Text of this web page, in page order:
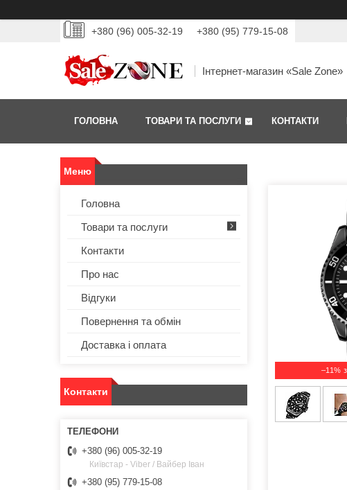
+380 (96) 005-32-19 +380 (95) 779-15-08
Інтернет-магазин «Sale Zone»
ГОЛОВНА ТОВАРИ ТА ПОСЛУГИ КОНТАКТИ
–11%
Головна
Товари та послуги
Контакти
Про нас
Відгуки
Повернення та обмін
Доставка і оплата
Контакти
+380 (96) 005-32-19
Київстар - Viber / Вайбер Іван
+380 (95) 779-15-08